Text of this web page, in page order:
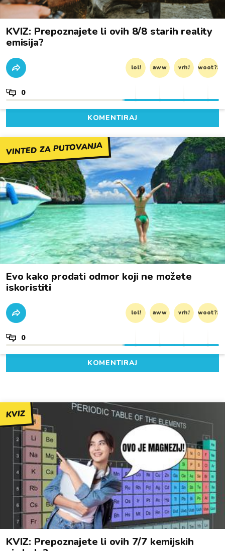
KVIZ: Prepoznajete li ovih 8/8 starih reality
emisija?
lol! aww vrh! woot?!
0
KOMENTIRAJ
VINTED ZA PUTOVANJA
Evo kako prodati odmor koji ne možete
iskoristiti
lol! aww vrh! woot?!
0
KOMENTIRAJ
KVIZ
KVIZ: Prepoznajete li ovih 7/7 kemijskih